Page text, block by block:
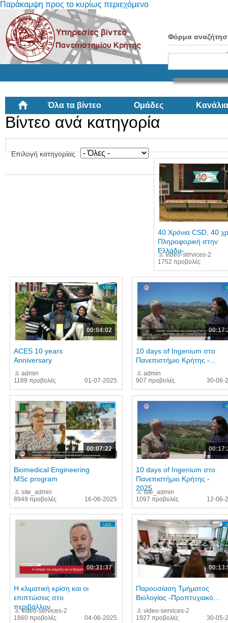
Παράκαμψη προς το κυρίως περιεχόμενο
Φόρμα
Όλα τα βίντεο Ομάδες Κανάλια
Βίντεο ανά κατηγορία
Επιλογή κατηγορίας
1752 προβολές
40 Χρόνια CSD, 40
Πληροφορική στην
Ελλάδα-...
video-services-2
00:04:02
1189 προβολές
ACES 10 years
Anniversary
admin
01-07-2025
907 προβολές
10 days of Ingenium στο
Πανεπιστήμιο Κρήτης -...
admin
30-06-
00:07:22
8949 προβολές
Biomedical Engineering
MSc program
site_admin
16-06-2025
1097 προβολές
10 days of Ingenium στο
Πανεπιστήμιο Κρήτης -
2025site_admin
12-06-
00:31:37
1860 προβολές
Η κλιματική κρίση και οι
επιπτώσεις στο
περιβάλλον
video-services-2
04-06-2025
1927 προβολές
Παρουσίαση Τμήματος
Βιολογίας -Προπτυχιακό...
video-services-2
30-05-